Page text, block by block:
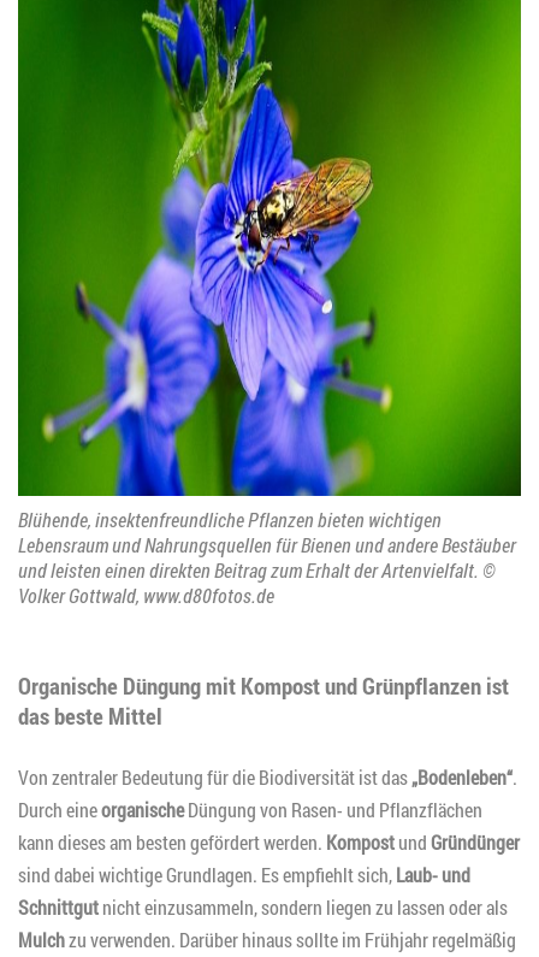
Blühende, insektenfreundliche Pflanzen bieten wichtigen
Lebensraum und Nahrungsquellen für Bienen und andere Bestäuber
und leisten einen direkten Beitrag zum Erhalt der Artenvielfalt. ©
Volker Gottwald, www.d80fotos.de
Organische Düngung mit Kompost und Grünpflanzen ist
das beste Mittel
Von zentraler Bedeutung für die Biodiversität ist das„Bodenleben“.
Durch eineorganischeDüngung von Rasen- und Pflanzflächen
kann dieses am besten gefördert werden. KompostundGründünger
sind dabei wichtige Grundlagen. Es empfiehlt sich,Laub- und
Schnittgutnicht einzusammeln, sondern liegen zu lassen oder als
Mulchzu verwenden. Darüber hinaus sollte im Frühjahr regelmäßig